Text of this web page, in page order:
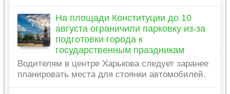
На площади Конституции до 10
августа ограничили парковку из-за
подготовки города к
государственным праздникам
Водителям в центре Харькова следует заранее
планировать места для стоянки автомобилей.